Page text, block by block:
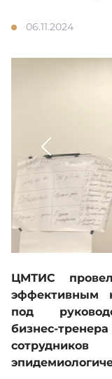
Наши услуги
Корпоративная
Адалдық алаңы
Единый словарь
06.11.2024
ЦМТИС
эффективным
под
бизнес-